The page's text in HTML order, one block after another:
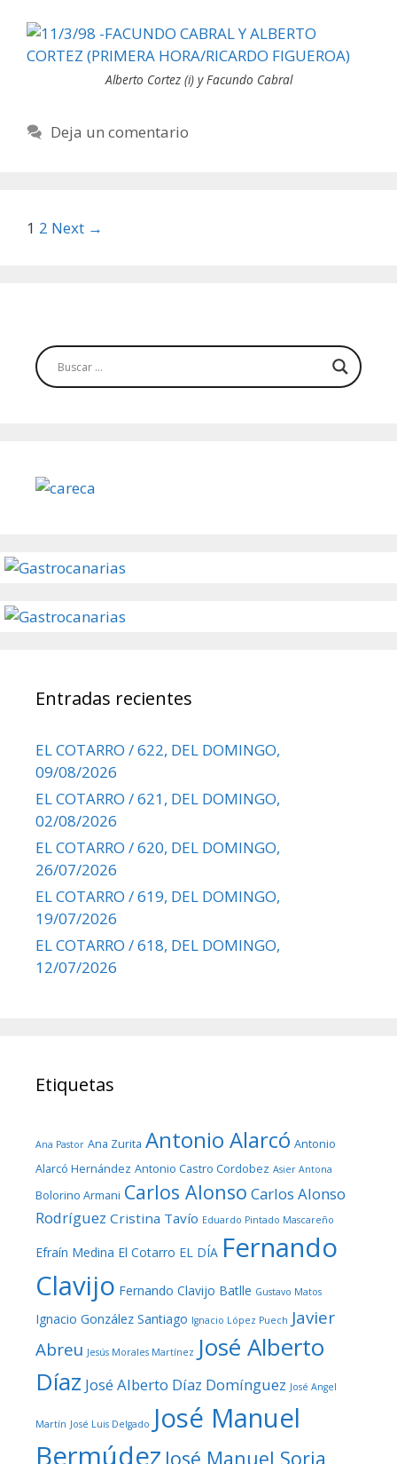
Alberto Cortez (i) y Facundo Cabral
Deja un comentario
Post
1 2 Next →
Entradas recientes
EL COTARRO / 622, DEL DOMINGO,
09/08/2026
EL COTARRO / 621, DEL DOMINGO,
02/08/2026
EL COTARRO / 620, DEL DOMINGO,
26/07/2026
EL COTARRO / 619, DEL DOMINGO,
19/07/2026
EL COTARRO / 618, DEL DOMINGO,
12/07/2026
Etiquetas
Ana Pastor Ana Zurita Antonio Alarcó Antonio
Alarcó Hernández Antonio Castro Cordobez Asier Antona
Bolorino Armani Carlos Alonso Carlos Alonso
Rodríguez Cristina Tavío Eduardo Pintado Mascareño
Efraín Medina El Cotarro EL DÍA Fernando
Clavijo Fernando Clavijo Batlle Gustavo Matos
Ignacio González Santiago Ignacio López Puech Javier
Abreu Jesús Morales Martínez José Alberto
Díaz José Alberto Díaz Domínguez José Angel
Martín José Luis Delgado José Manuel
Bermúdez José Manuel Soria